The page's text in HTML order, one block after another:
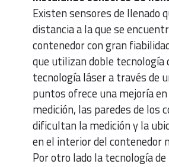
Existen sensores de llenado
distancia a la que se
contenedor con gran
que utilizan doble tecnología
tecnología láser a través de
puntos ofrece una mejoría
medición, las paredes de los
dificultan la medición y la
en el interior del contenedor
Por otro lado la tecnología